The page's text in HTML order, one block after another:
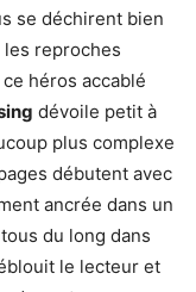
se déchirent bien
reproches
héros accablé
dévoile petit à
plus complexe
débutent avec
ancrée dans un
du long dans
le lecteur et